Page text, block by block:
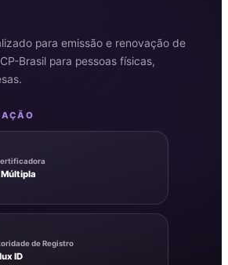
para emissão e renovação de
Brasil para pessoas físicas,
de Registro
ID